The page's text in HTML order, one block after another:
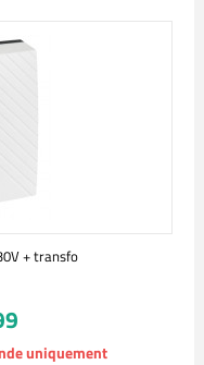
+ transfo
uniquement